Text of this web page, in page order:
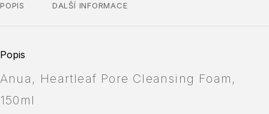
POPIS DALŠÍ INFORMACE
Popis
Anua, Heartleaf Pore Cleansing Foam,
150ml